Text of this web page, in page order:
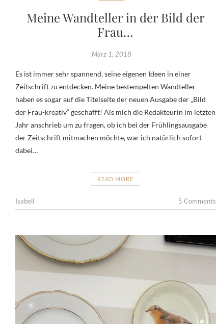
Meine Wandteller in der Bild der
Frau…
März 1, 2018
Es ist immer sehr spannend, seine eigenen Ideen in einer
Zeitschrift zu entdecken. Meine bestempelten Wandteller
haben es sogar auf die Titelseite der neuen Ausgabe der „Bild
der Frau-kreativ“ geschafft! Als mich die Redakteurin im letzten
Jahr anschrieb um zu fragen, ob ich bei der Frühlingsausgabe
der Zeitschrift mitmachen möchte, war ich natürlich sofort
dabei…
READ MORE
Isabell 5 Comments